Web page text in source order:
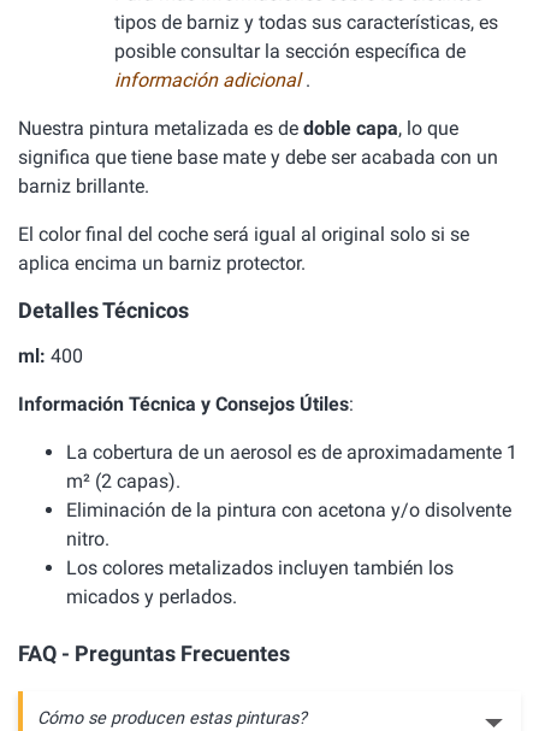
tipos de barniz y todas sus características, es
posible consultar la sección específica de
información adicional.
Nuestra pintura metalizada es de doble capa, lo que
significa que tiene base mate y debe ser acabada con un
barniz brillante.
El color final del coche será igual al original solo si se
aplica encima un barniz protector.
Detalles Técnicos
ml: 400
Información Técnica y Consejos Útiles:
La cobertura de un aerosol es de aproximadamente 1
m² (2 capas).
Eliminación de la pintura con acetona y/o disolvente
nitro.
Los colores metalizados incluyen también los
micados y perlados.
FAQ - Preguntas Frecuentes
Cómo se producen estas pinturas?